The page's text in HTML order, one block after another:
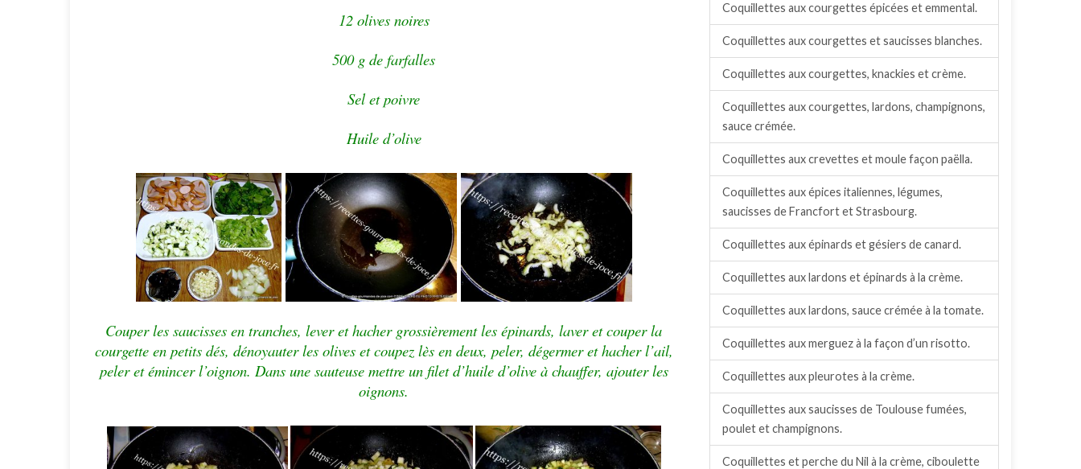
12 olives noires
500 g de farfalles
Sel et poivre
Huile d’olive
Couper les saucisses en tranches, lever et hacher grossièrement les épinards, laver et couper la
courgette en petits dés, dénoyauter les olives et coupez lès en deux, peler, dégermer et hacher l’ail,
peler et émincer l’oignon. Dans une sauteuse mettre un filet d’huile d’olive à chauffer, ajouter les
oignons.
Coquillettes aux courgettes épicées et emmental.
Coquillettes aux courgettes et saucisses blanches.
Coquillettes aux courgettes, knackies et crème.
Coquillettes aux courgettes, lardons, champignons,
sauce crémée.
Coquillettes aux crevettes et moule façon paëlla.
Coquillettes aux épices italiennes, légumes,
saucisses de Francfort et Strasbourg.
Coquillettes aux épinards et gésiers de canard.
Coquillettes aux lardons et épinards à la crème.
Coquillettes aux lardons, sauce crémée à la tomate.
Coquillettes aux merguez à la façon d’un risotto.
Coquillettes aux pleurotes à la crème.
Coquillettes aux saucisses de Toulouse fumées,
poulet et champignons.
Coquillettes et perche du Nil à la crème, ciboulette